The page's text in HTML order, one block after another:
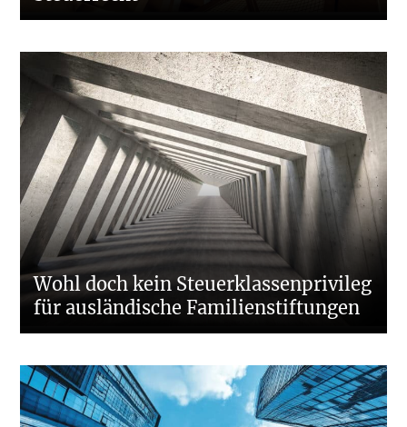
Wohl doch kein Steuerklassenprivileg
für ausländische Familienstiftungen